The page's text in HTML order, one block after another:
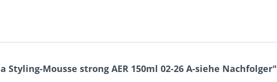
Mousse strong AER 150ml 02-26 A-siehe Nachfolger"